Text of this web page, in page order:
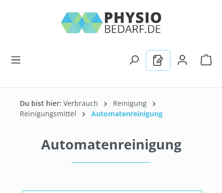
Du bist hier: Verbrauch
Reinigung
Reinigungsmittel
Automatenreinigung
Automatenreinigung